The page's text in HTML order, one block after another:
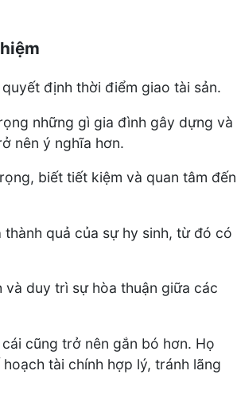
định thời điểm giao tài sản.
những gì gia đình gây dựng và
nên ý nghĩa hơn.
biết tiết kiệm và quan tâm đến
quả của sự hy sinh, từ đó có
duy trì sự hòa thuận giữa các
cũng trở nên gắn bó hơn. Họ
tài chính hợp lý, tránh lãng